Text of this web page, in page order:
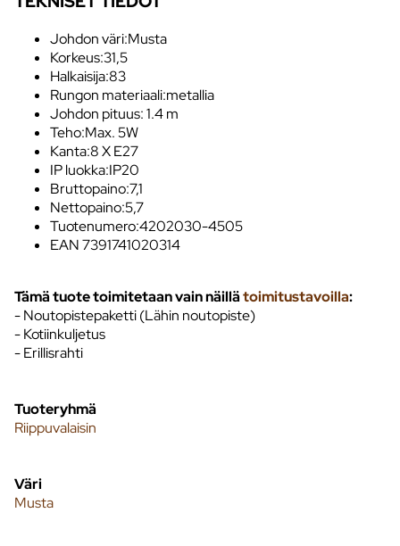
Johdon väri:Musta
Korkeus:31,5
Halkaisija:83
Rungon materiaali:metallia
Johdon pituus: 1.4 m
Teho:Max. 5W
Kanta:8 X E27
IP luokka:IP20
Bruttopaino:7,1
Nettopaino:5,7
Tuotenumero:4202030-4505
EAN 7391741020314
Tämä tuote toimitetaan vain näillätoimitustavoilla:
- Noutopistepaketti (Lähin noutopiste)
- Kotiinkuljetus
- Erillisrahti
Tuoteryhmä
Riippuvalaisin
Väri
Musta